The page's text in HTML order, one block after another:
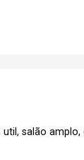
salão
Esqueci